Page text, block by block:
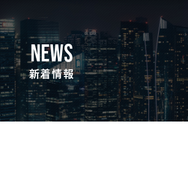
NEWS
新着情報